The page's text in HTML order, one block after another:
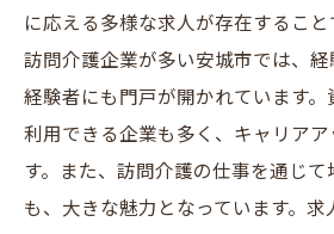
移動支援が訪問介護で重
安城市での移動支援の現
移動支援に特化した求人
訪問介護での移動支援の
移動支援のトレンドと求
に応える多様な求人が存在するこ
訪問介護企業が多い安城市では、
経験者にも門戸が開かれています。
利用できる企業も多く、キャリア
す。また、訪問介護の仕事を通じ
も、大きな魅力となっています。求